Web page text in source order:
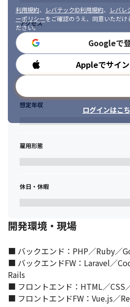
利用規約、 レバテックID利用規約、
レバレ
ーポリシーをご確認のうえ、同意いただけ
ださい。
Googleで
Appleでサイ
ログインはこ
アクセス
勤務時間
想定年収
雇用形態
休日・休暇
開発環境・現場
■ バックエンド：PHP／Ruby／
■ バックエンドFW：Laravel／
Rails
■ フロントエンド：HTML／CSS
■ フロントエンドFW：Vue.js／